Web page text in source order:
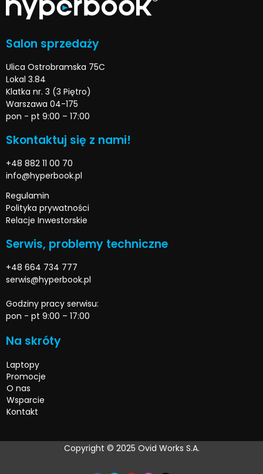
Salon sprzedaży
Ulica Ostrobramska 75C
Lokal 3.84
Klatka nr. 3 (3 Piętro)
Warszawa 04-175
pon - pt 9:00 – 17:00
Skontaktuj się z nami!
+48 882 11 00 70
info@hyperbook.pl
Regulamin
Polityka prywatności
Relacje Inwestorskie
Serwis, problemy techniczne
+48 664 734 777
serwis@hyperbook.pl
Godziny pracy serwisu:
pon - pt 9:00 – 17:00
Na skróty
Laptopy
Promocje
O nas
Wsparcie
Kontakt
Copyright © 2025 Ovid Works S.A.